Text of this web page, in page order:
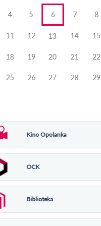
4 5 6 7 8
11 12 13 14 15
18 19 20 21 22
25 26 27 28 29
Kino Opolanka
OCK
Biblioteka